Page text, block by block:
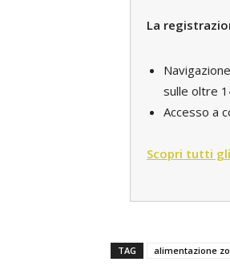
La
sulle oltre
Accesso a
Scopri tutti
TAG alimentazione